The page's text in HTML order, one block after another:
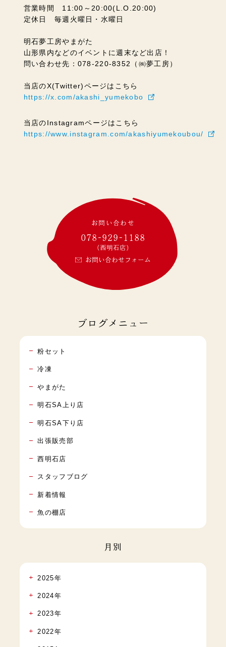
営業時間 11:00～20:00(L.O.20:00)
定休日 毎週火曜日・水曜日
明石夢工房やまがた
山形県内などのイベントに週末など出店！
問い合わせ先：078-220-8352（㈱夢工房）
当店のX(Twitter)ページはこちら
https://x.com/akashi_yumekobo
当店のInstagramページはこちら
https://www.instagram.com/akashiyumekoubou/
お問い合わせ
078-929-1188
(西明石店)
お問い合わせフォーム
ブログメニュー
粉セット
冷凍
やまがた
明石SA上り店
明石SA下り店
出張販売部
西明石店
スタッフブログ
新着情報
魚の棚店
月別
2025年
2024年
2023年
2022年